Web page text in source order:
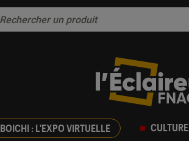
BOICHI : L'EXPO VIRTUELLE CULTURE